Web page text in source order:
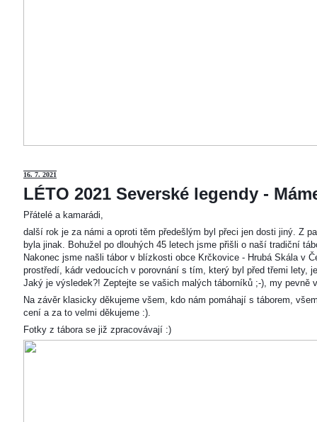
16. 7. 2021
LÉTO 2021 Severské legendy -
Přátelé a kamarádi,
další rok je za námi a oproti těm předešlým byl přeci jen dosti jiný. Z
byla jinak. Bohužel po dlouhých 45 letech jsme přišli o naší tradiční
Nakonec jsme našli tábor v blízkosti obce Krčkovice - Hrubá Skála v
prostředí, kádr vedoucích v porovnání s tím, který byl před třemi lety,
Jaký je výsledek?! Zeptejte se vašich malých táborníků ;-), my pevně
Na závěr klasicky děkujeme všem, kdo nám pomáhají s táborem,
cení a za to velmi děkujeme :).
Fotky z tábora se již zpracovávají :)